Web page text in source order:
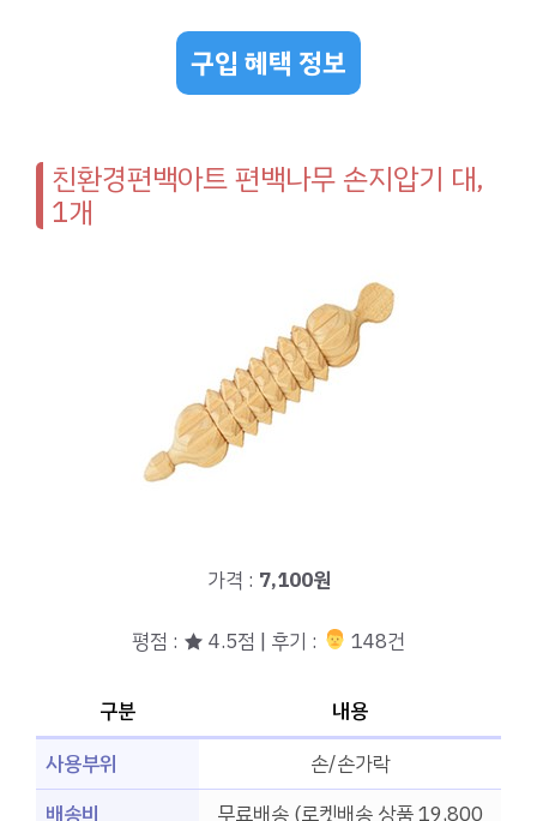
구입 혜택 정보
친환경편백아트 편백나무 손지압기 대,
1개
가격 : 7,100원
평점 : ★ 4.5점 | 후기 : ‍‍ 148건
구분
내용
사용부위
손/손가락
배송비
무료배송 (로켓배송 상품 19,800